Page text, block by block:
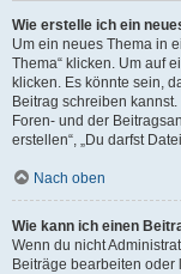
Wie erstelle ich ein
Um ein neues Thema in
Thema“ klicken. Um auf
klicken. Es könnte sein,
Beitrag schreiben
Foren- und der
erstellen“, „Du darfst
Nach oben
Wie kann ich einen
Wenn du nicht
Beiträge bearbeiten